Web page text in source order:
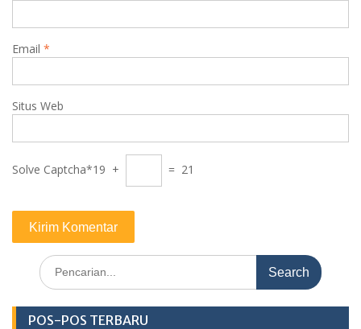
Email *
Situs Web
Solve Captcha*19 + = 21
Search
for:
POS-POS TERBARU